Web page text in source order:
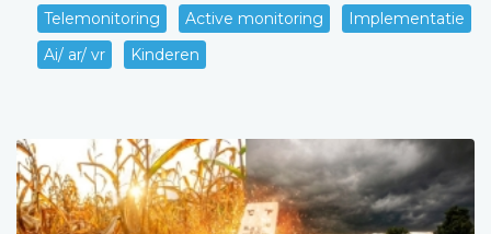
Telemonitoring
Active monitoring
Implementatie
Ai/ ar/ vr
Kinderen